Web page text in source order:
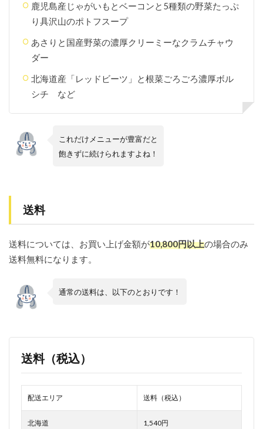
す
か？
支払
い方
は？
5.6
ャン
セル
方法
購入
のス
キッ
一時
停
方法
は？
鹿児島産じゃがいもとベーコンと5種類の野菜たっぷ
り具沢山のポトフスープ
あさりと国産野菜の濃厚クリーミーなクラムチャウ
ダー
北海道産「レッドビーツ」と根菜ごろごろ濃厚ボル
シチ など
これだけメニューが豊富だと
飽きずに続けられますよね！
送料
送料については、お買い上げ金額が10,800円以上の場合のみ
送料無料になります。
通常の送料は、以下のとおりです！
送料（税込）
配送エリア 送料（税込）
北海道 1,540円